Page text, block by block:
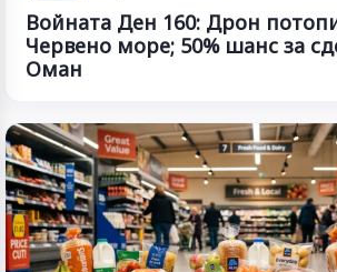
Войната Ден 160: Дрон
Червено море; 50% шанс за
Оман